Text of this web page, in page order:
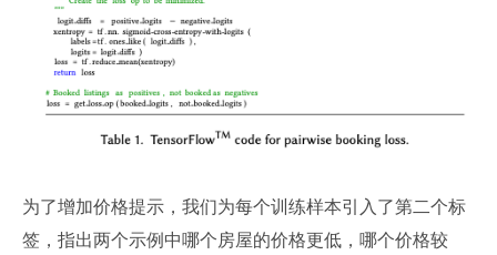
为了增加价格提示，我们为每个训练样本引入了第二个标
签，指出两个示例中哪个房屋的价格更低，哪个价格较